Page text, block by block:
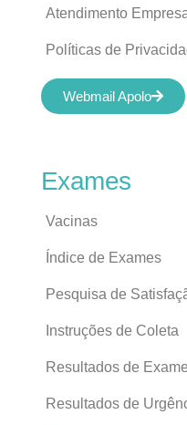
Exames
Vacinas
Índice de Exames
Pesquisa de
Instruções de Coleta
Resultados de
Resultados de
Atendimento
Políticas de
Webmail Apolo